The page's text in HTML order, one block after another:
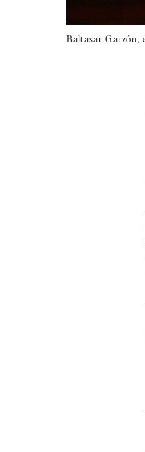
Baltasar Garzón,